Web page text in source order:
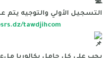
التسجيل الأولي والتوجيه يتم
tawdjihcom